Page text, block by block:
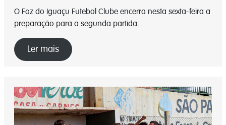
O Foz do Iguaçu Futebol Clube encerra nesta sexta-feira a
preparação para a segunda partida…
Ler mais